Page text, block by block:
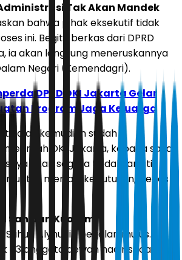
Tak Akan Mandek
bahwa pihak eksekutif tidak
ini. Begitu berkas dari DPRD
ia akan langsung meneruskannya
Negeri (Kemendagri).
DPRD DKI Jakarta Gelar
Program Jaga Keluarga
kalau kemudian sudah
DKI Jakarta, kepada saya
saya akan segera tindak lanjuti
untuk menjadi keputusan," tegas
Sah dan Kuorum
Alynudin berjalan mulus.
83 anggota dewan hadir secara